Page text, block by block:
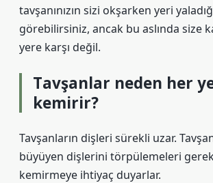
tavşanınızın sizi okşarken yeri
görebilirsiniz, ancak bu aslında size
yere karşı değil.
Tavşanlar neden her
kemirir?
Tavşanların dişleri sürekli uzar.
büyüyen dişlerini törpülemeleri
kemirmeye ihtiyaç duyarlar.